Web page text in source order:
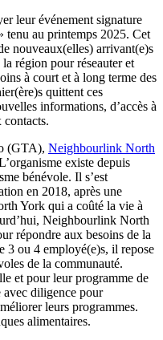
leur événement signature
tenu au printemps 2025. Cet
nouveaux(elles) arrivant(e)s
région pour réseauter et
à court et à long terme des
quittent ces
informations, d’accès à
contacts.
(GTA), Neighbourlink North
existe depuis
bénévole. Il s’est
en 2018, après une
York qui a coûté la vie à
Neighbourlink North
répondre aux besoins de la
3 ou 4 employé(e)s, il repose
de la communauté.
et pour leur programme de
avec diligence pour
leurs programmes.
alimentaires.